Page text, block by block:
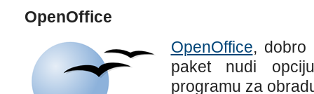
OpenOffice
OpenOffice, dobro
paket nudi
programu za